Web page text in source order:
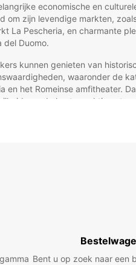
economische en
om zijn levendige markten,
La Pescheria, en charmante
del Duomo.
kunnen genieten van
waaronder de
en het Romeinse amfitheater.
van de kust prachtige
in Catania, zodat u flexibel
Bent u op zoek naar een